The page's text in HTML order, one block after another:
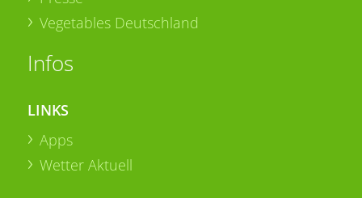
Vegetables Deutschland
Infos
LINKS
Apps
Wetter Aktuell